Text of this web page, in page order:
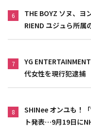
6
THE BOYZ ソヌ、
RIEND ユジュら所属
7
YG
代女性を現行犯逮捕
8
SHINee オンユも！
ト発表…9月19日に